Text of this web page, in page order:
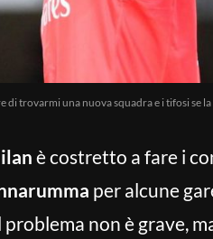
trovarmi una nuova squadra e i tifosi se
è costretto a fare i
per alcune
non è grave,